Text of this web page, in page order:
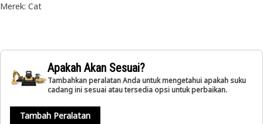
Merek: Cat
Apakah Akan Sesuai?
Tambahkan peralatan Anda untuk mengetahui apakah suku
cadang ini sesuai atau tersedia opsi untuk perbaikan.
Tambah Peralatan